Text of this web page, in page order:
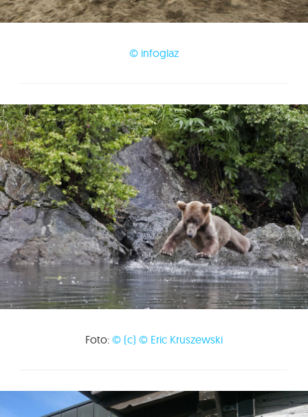
© infoglaz
Foto: © (c) © Eric Kruszewski